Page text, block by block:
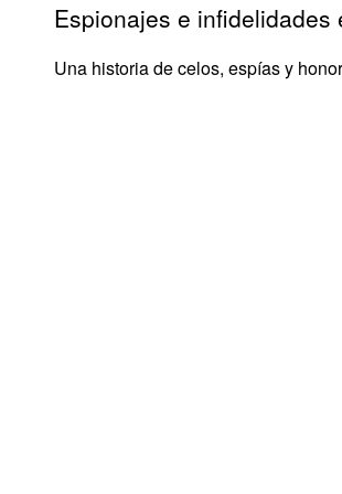
Espionajes e infidelidades
Una historia de celos, espías y